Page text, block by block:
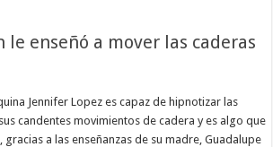
le enseñó a mover las caderas
Jennifer Lopez es capaz de hipnotizar las
candentes movimientos de cadera y es algo que
a las enseñanzas de su madre, Guadalupe